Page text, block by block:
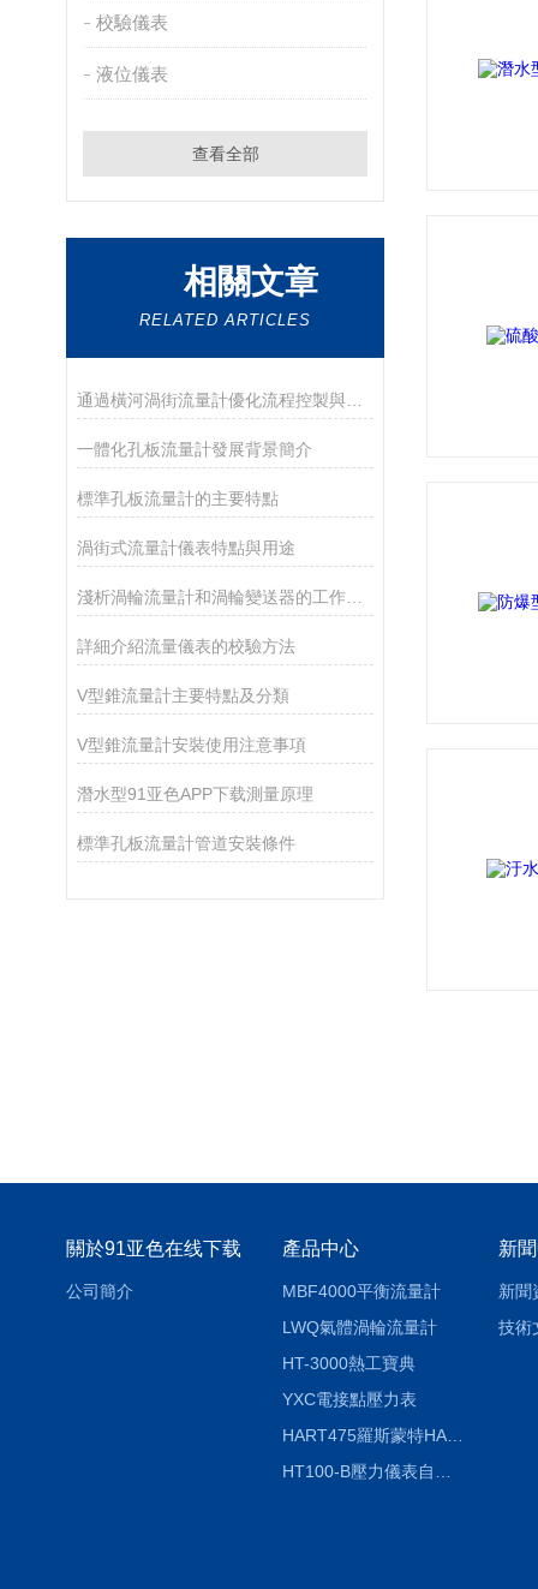
校驗儀表
液位儀表
查看全部
相關文章
RELATED ARTICLES
通過橫河渦街流量計優化流程控製與節能的方法
一體化孔板流量計發展背景簡介
標準孔板流量計的主要特點
渦街式流量計儀表特點與用途
淺析渦輪流量計和渦輪變送器的工作原理
詳細介紹流量儀表的校驗方法
V型錐流量計主要特點及分類
V型錐流量計安裝使用注意事項
潛水型91亚色APP下载測量原理
標準孔板流量計管道安裝條件
關於91亚色在线下载
公司簡介
產品中心
MBF4000平衡流量計
LWQ氣體渦輪流量計
HT-3000熱工寶典
YXC電接點壓力表
HART475羅斯蒙特HART475手操器
新
新聞
技術